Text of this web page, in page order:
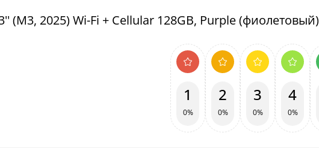
2025) Wi-Fi + Cellular 128GB, Purple (фиолетовый)
1
0%
2
0%
3
0%
4
0%